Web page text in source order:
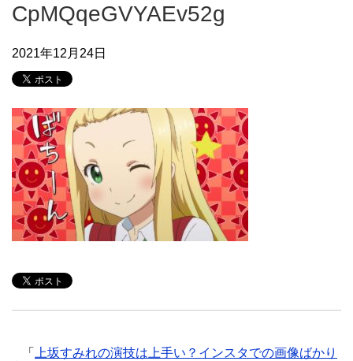
CpMQqeGVYAEv52g
2021年12月24日
「
上坂すみれの演技は上手い？インスタでの画像ばかり